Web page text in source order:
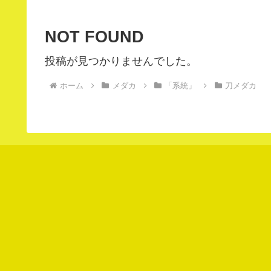
NOT FOUND
投稿が見つかりませんでした。
ホーム メダカ 「系統」 刀メダカ